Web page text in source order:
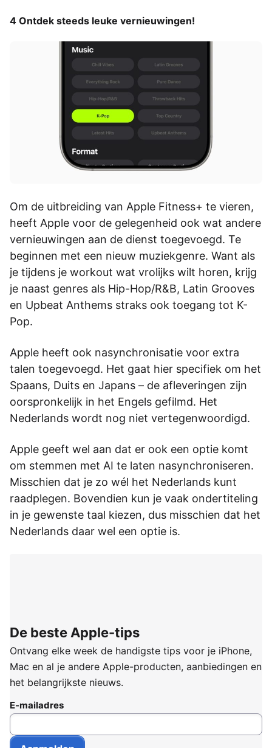
4 Ontdek steeds leuke vernieuwingen!
Om de uitbreiding van Apple Fitness+ te vieren,
heeft Apple voor de gelegenheid ook wat andere
vernieuwingen aan de dienst toegevoegd. Te
beginnen met een nieuw muziekgenre. Want als
je tijdens je workout wat vrolijks wilt horen, krijg
je naast genres als Hip-Hop/R&B, Latin Grooves
en Upbeat Anthems straks ook toegang tot K-
Pop.
Apple heeft ook nasynchronisatie voor extra
talen toegevoegd. Het gaat hier specifiek om het
Spaans, Duits en Japans – de afleveringen zijn
oorspronkelijk in het Engels gefilmd. Het
Nederlands wordt nog niet vertegenwoordigd.
Apple geeft wel aan dat er ook een optie komt
om stemmen met AI te laten nasynchroniseren.
Misschien dat je zo wél het Nederlands kunt
raadplegen. Bovendien kun je vaak ondertiteling
in je gewenste taal kiezen, dus misschien dat het
Nederlands daar wel een optie is.
De beste Apple-tips
Ontvang elke week de handigste tips voor je iPhone,
Mac en al je andere Apple-producten, aanbiedingen en
het belangrijkste nieuws.
E-mailadres